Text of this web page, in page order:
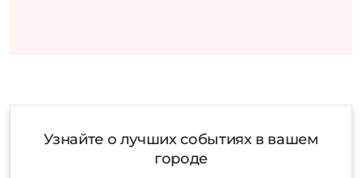
Узнайте о лучших событиях в вашем
городе